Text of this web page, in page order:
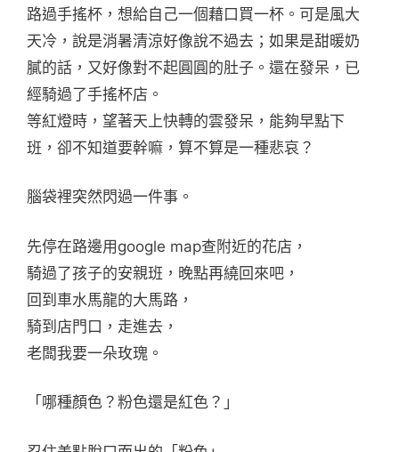
路過手搖杯，想給自己一個藉口買一杯。可是風大
天冷，說是消暑清涼好像說不過去；如果是甜暖奶
膩的話，又好像對不起圓圓的肚子。還在發呆，已
經騎過了手搖杯店。
等紅燈時，望著天上快轉的雲發呆，能夠早點下
班，卻不知道要幹嘛，算不算是一種悲哀？
腦袋裡突然閃過一件事。
先停在路邊用google map查附近的花店，
騎過了孩子的安親班，晚點再繞回來吧，
回到車水馬龍的大馬路，
騎到店門口，走進去，
老闆我要一朵玫瑰。
「哪種顏色？粉色還是紅色？」